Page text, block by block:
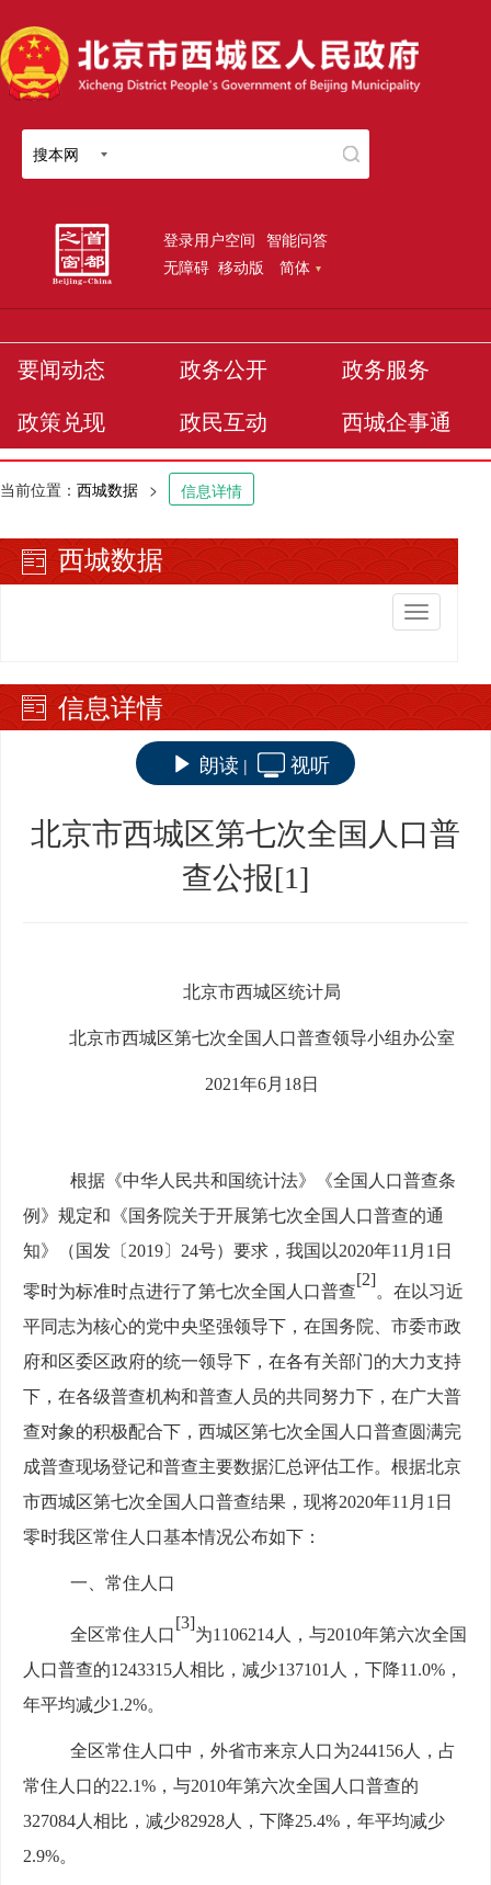
搜本网
登录用户空间 智能问答
无障碍 移动版 简体
要闻动态 政务公开 政务服务
政策兑现 政民互动 西城企事通
当前位置： 西城数据 > 信息详情
西城数据
切
换
航
信息详情
朗读 | 视听
北京市西城区第七次全国人口普
查公报[1]
北京市西城区统计局
北京市西城区第七次全国人口普查领导小组办公室
2021年6月18日
根据《中华人民共和国统计法》《全国人口普查条
例》规定和《国务院关于开展第七次全国人口普查的通
知》（国发〔 2019〕24号）要求，我国以2020年11月1日
零时为标准时点进行了第七次全国人口普查
[2]
。在以习近
平同志为核心的党中央坚强领导下，在国务院、市委市政
府和区委区政府的统一领导下，在各有关部门的大力支持
下，在各级普查机构和普查人员的共同努力下，在广大普
查对象的积极配合下，西城区第七次全国人口普查圆满完
成普查现场登记和普查主要数据汇总评估工作。根据北京
市西城区第七次全国人口普查结果，现将2020年11月1日
零时我区常住人口基本情况公布如下：
一、 常住人口
全区常住人口
[3]
为1106214 人，与2010年第六次全国
人口普查的1243315 人相比，减少137101 人，下降11.0%，
年平均减少1.2%。
全区常住人口中，外省市来京人口为244156 人，占
常住人口的22.1%，与2010年第六次全国人口普查的
327084 人相比，减少82928 人，下降25.4%，年平均减少
2.9%。